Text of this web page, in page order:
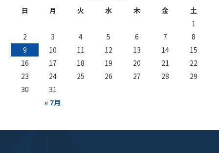
日
月 火 水 木 金 土
« 7月
1
2
3 4 5 6 7
8
9
10 11 12 13 14
15
16
17 18 19 20 21
22
23
24 25 26 27 28
29
30
31